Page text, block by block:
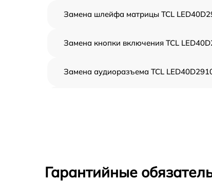
Замена шлейфа матрицы TCL
Замена кнопки включения TCL
Замена аудиоразъема TCL
Гарантийные